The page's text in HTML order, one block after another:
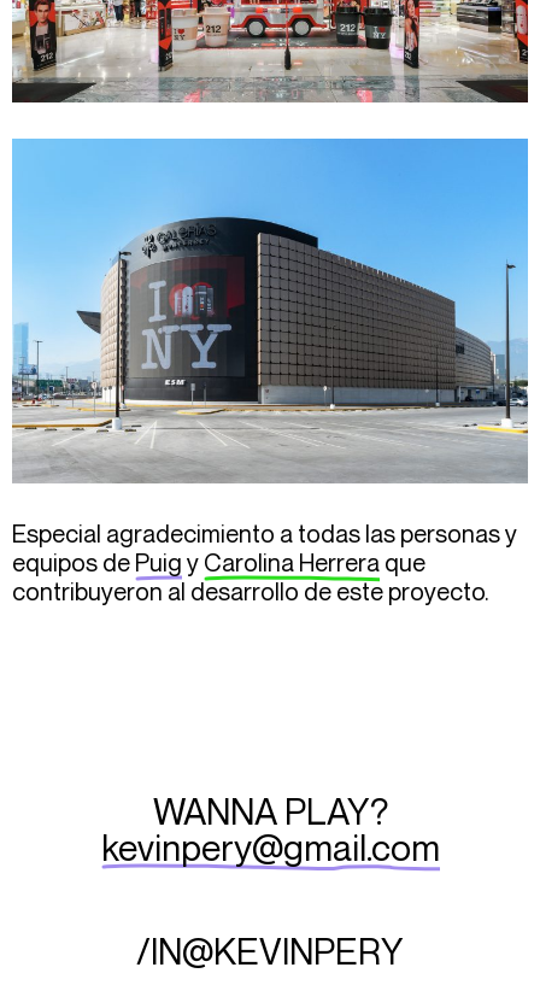
Especial agradecimiento a todas las personas y
equipos de Puig y Carolina Herrera que
contribuyeron al desarrollo de este proyecto.
/IN@KEVINPERY
WANNA PLAY?
kevinpery@gmail.com